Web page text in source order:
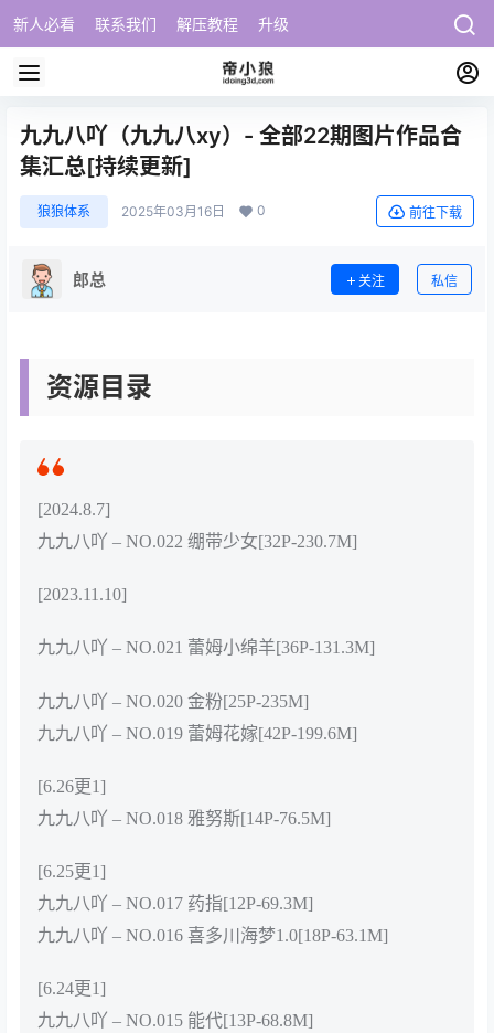
新人必看 联系我们 解压教程 升级
九九八吖（九九八xy）- 全部22期图片作品合
集汇总[持续更新]
狼狼体系 2025年03月16日 0 前往下载
郎总 关注 私信
资源目录
[2024.8.7]
九九八吖 – NO.022 绷带少女[32P-230.7M]
[2023.11.10]
九九八吖 – NO.021 蕾姆小绵羊[36P-131.3M]
九九八吖 – NO.020 金粉[25P-235M]
九九八吖 – NO.019 蕾姆花嫁[42P-199.6M]
[6.26更1]
九九八吖 – NO.018 雅努斯[14P-76.5M]
[6.25更1]
九九八吖 – NO.017 药指[12P-69.3M]
九九八吖 – NO.016 喜多川海梦1.0[18P-63.1M]
[6.24更1]
九九八吖 – NO.015 能代[13P-68.8M]